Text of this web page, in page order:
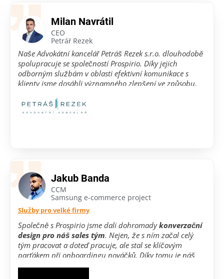
Milan Navrátil
CEO
Petrář Rezek
Naše Advokátní kancelář Petráš Rezek s.r.o. dlouhodobě
spolupracuje se společností Prospirio. Díky jejich
odborným službám v oblasti efektivní komunikace s
klienty jsme dosáhli významného zlepšení ve způsobu,
obchodních výsledků.
partnerem a spolupráci s ní můžeme doporučit.
Jakub Banda
CCM
Samsung e-commerce project
Služby pro velké firmy
Společně s Prospirio jsme dali dohromadykonverzační
design pro náš sales tým. Nejen, že s ním začal celý
tým pracovat a doteď pracuje, ale stal se klíčovým
parťákem při onboardingu nováčků. Díky tomu je náš